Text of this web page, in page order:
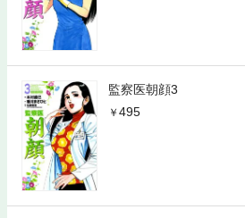
監察医朝顔3
495